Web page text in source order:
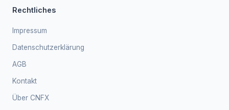
Rechtliches
Impressum
Datenschutzerklärung
AGB
Kontakt
Über CNFX